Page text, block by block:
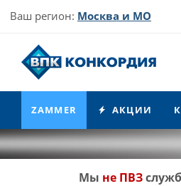
Ваш регион: Москва и МО
ZAMMER АКЦИИ
Мы не ПВЗ